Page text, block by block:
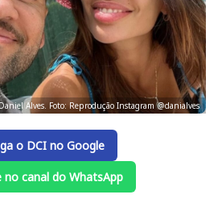
Alves. Foto: Reprodução Instagram @danialves
o DCI no Google
no canal do WhatsApp